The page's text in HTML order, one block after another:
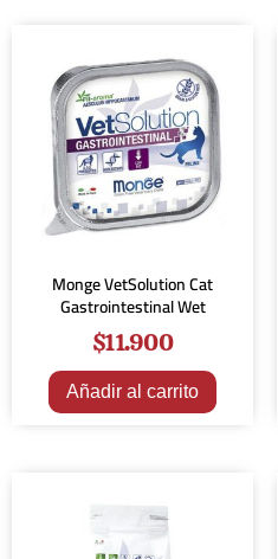
Monge VetSolution Cat
Gastrointestinal Wet
$11.900
Añadir al carrito